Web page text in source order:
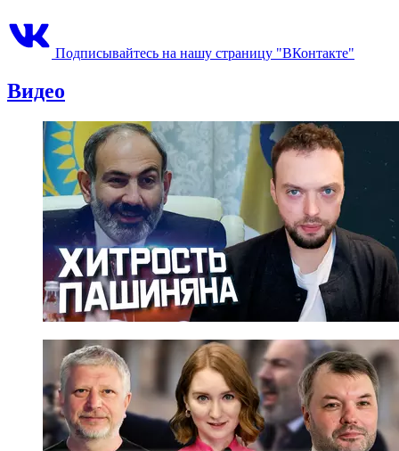
Подписывайтесь на нашу страницу "ВКонтакте"
Видео